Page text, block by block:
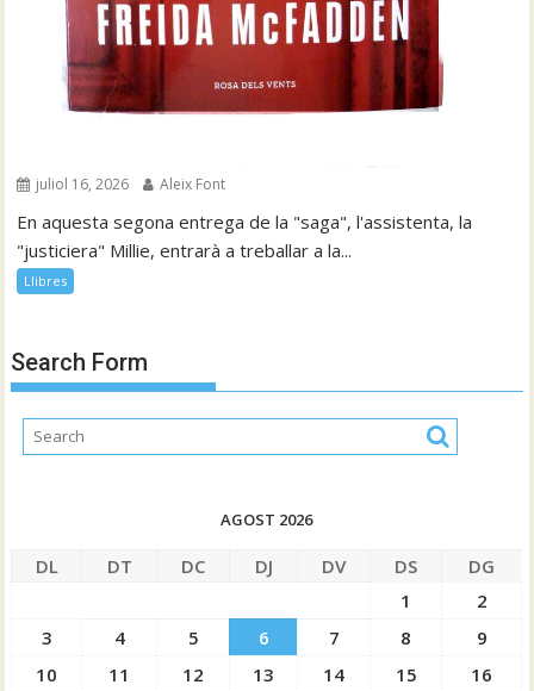
juliol 16, 2026 Aleix Font
En aquesta segona entrega de la "saga", l'assistenta, la
"justiciera" Millie, entrarà a treballar a la...
Llibres
Search Form
AGOST 2026
DL DT DC DJ DV DS
DG
1
2
3
4 5 6 7 8
9
10
11 12 13 14 15
16